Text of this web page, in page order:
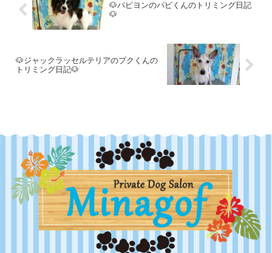
🐶パピヨンのパピくんのトリミング日記
🐶
🐶ジャックラッセルテリアのプクくんの
トリミング日記🐶